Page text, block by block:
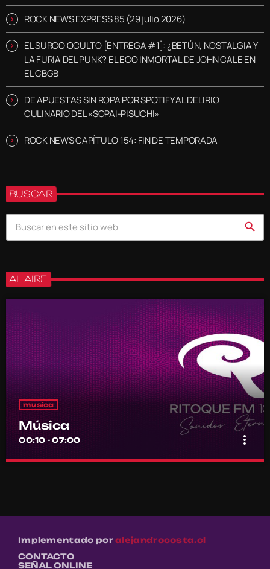
ROCK NEWS EXPRESS 85 (29 julio 2026)
EL SURCO OCULTO [ENTREGA #1]: ¿BETÚN, NOSTALGIA Y
LA FURIA DEL PUNK? EL ECO INMORTAL DE JOHN CALE EN
EL CBGB
DE APUESTAS SIN ROPA POR SPOTIFY AL DELIRIO
CULINARIO DEL «SOPAI-PISUCHI»
ROCK NEWS CAPÍTULO 154: FIN DE TEMPORADA
BUSCAR
search
AL AIRE
musica
Música
00:10 - 07:00 more_vert
Música
Implementado poralejandrocosta.cl
CONTACTO
SEÑAL ONLINE